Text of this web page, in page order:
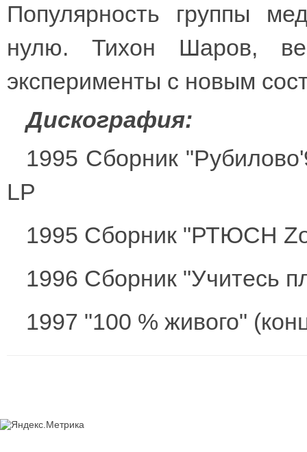
Популярность группы
нулю. Тихон Шаров,
эксперименты с новым
Дискография:
1995 Сборник
LP
1995 Сборник "РТЮСН
1996 Сборник "Учитесь
1997 "100 % живого"